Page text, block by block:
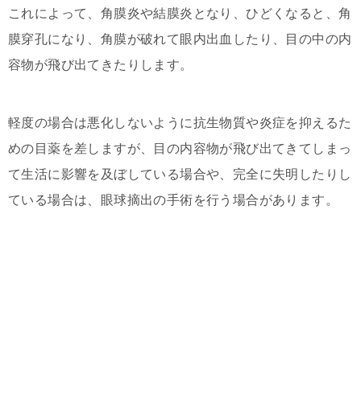
これによって、角膜炎や結膜炎となり、ひどくなると、角
膜穿孔になり、角膜が破れて眼内出血したり、目の中の内
容物が飛び出てきたりします。
軽度の場合は悪化しないように抗生物質や炎症を抑えるた
めの目薬を差しますが、目の内容物が飛び出てきてしまっ
て生活に影響を及ぼしている場合や、完全に失明したりし
ている場合は、眼球摘出の手術を行う場合があります。